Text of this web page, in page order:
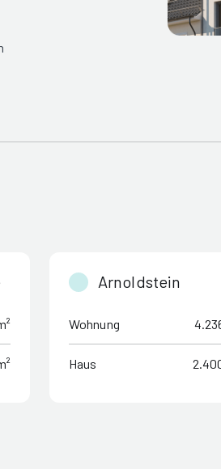
Arnoldstein
Wohnung
Haus